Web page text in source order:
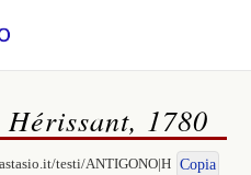
1780
testi/ANTIGONO|H Copia